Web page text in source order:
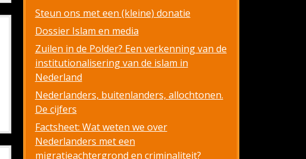
Steun ons met een (kleine) donatie
Dossier Islam en media
Zuilen in de Polder? Een verkenning van de
institutionalisering van de islam in
Nederland
Nederlanders, buitenlanders, allochtonen.
De cijfers
Factsheet: Wat weten we over
Nederlanders met een
migratieachtergrond en criminaliteit?